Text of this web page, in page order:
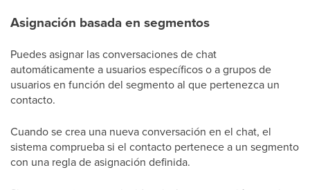
Asignación basada en segmentos
Puedes asignar las conversaciones de chat
automáticamente a usuarios específicos o a grupos de
usuarios en función del segmento al que pertenezca un
contacto.
Cuando se crea una nueva conversación en el chat, el
sistema comprueba si el contacto pertenece a un segmento
con una regla de asignación definida.